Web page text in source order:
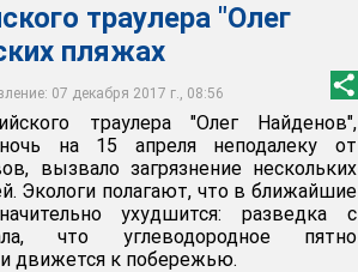
траулера "Олег
пляжах
07 декабря 2017 г., 08:56
Найденов" собирают на
В это время судно находилось в
неудачных попыток потушить
в открытое море
уже собрано около 120
траулера "Олег Найденов",
на 15 апреля неподалеку от
вызвало загрязнение нескольких
Экологи полагают, что в ближайшие
ухудшится: разведка с
что углеводородное пятно
и движется к побережью.